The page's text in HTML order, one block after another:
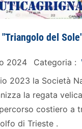
del
2024 Categoria :
2023 la Società
la regata
costiero a
di Trieste .